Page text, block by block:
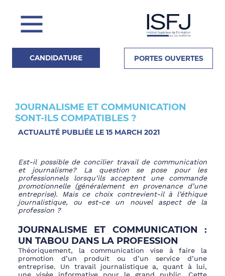
CANDIDATURE PORTES OUVERTES
Actualités
JOURNALISME ET COMMUNICATION
SONT-ILS COMPATIBLES ?
ACTUALITÉ PUBLIÉE LE 15 MARCH 2021
Est-il possible de concilier travail de communication
et journalisme? La question se pose pour les
professionnels lorsqu’ils acceptent une commande
promotionnelle (généralement en provenance d’une
entreprise). Mais ce choix contrevient-il à l’éthique
journalistique, ou est-ce un nouvel aspect de la
profession ?
JOURNALISME ET COMMUNICATION :
UN TABOU DANS LA PROFESSION
Théoriquement, la communication vise à faire la
promotion d’un produit ou d’un service d’une
entreprise. Un travail journalistique a, quant à lui,